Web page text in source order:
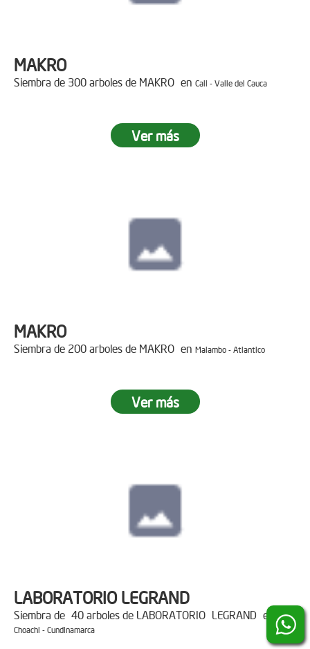
MAKRO
Siembra de 300 arboles de MAKRO en Cali - Valle del Cauca
Ver más
MAKRO
Siembra de 200 arboles de MAKRO en Malambo - Atlantico
Ver más
LABORATORIO LEGRAND
Siembra de 40 arboles de LABORATORIO LEGRAND en
Choachi - Cundinamarca